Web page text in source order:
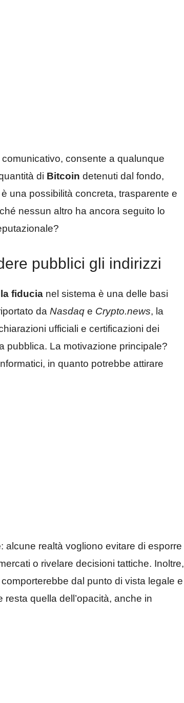
consente a qualunque
di Bitcoin detenuti dal fondo,
una possibilità concreta, trasparente e
nessun altro ha ancora seguito lo
pubblici gli indirizzi
la fiducia nel sistema è una delle basi
da Nasdaq e Crypto.news, la
ufficiali e certificazioni dei
pubblica. La motivazione principale?
in quanto potrebbe attirare
: alcune realtà vogliono evitare di esporre
o rivelare decisioni tattiche. Inoltre,
dal punto di vista legale e
quella dell’opacità, anche in